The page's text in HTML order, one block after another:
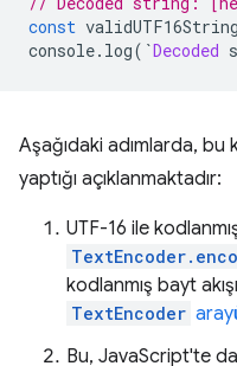
const
console. log(`Decoded
Aşağıdaki adımlarda,
yaptığı açıklanmaktadır:
UTF-16 ile
kodlanmış bayt
TextEncoder
Bu, JavaScript'te